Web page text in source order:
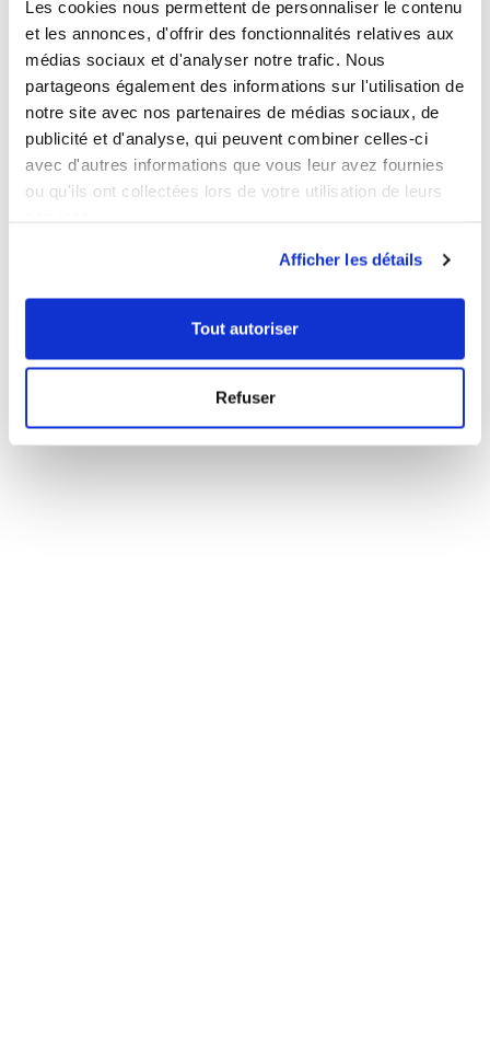
Les cookies nous permettent de personnaliser le contenu
et les annonces, d'offrir des fonctionnalités relatives aux
médias sociaux et d'analyser notre trafic. Nous
partageons également des informations sur l'utilisation de
notre site avec nos partenaires de médias sociaux, de
publicité et d'analyse, qui peuvent combiner celles-ci
avec d'autres informations que vous leur avez fournies
ou qu'ils ont collectées lors de votre utilisation de leurs
Afficher les détails
Tout autoriser
Refuser
… 12 13